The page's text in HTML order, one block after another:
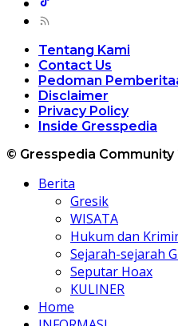
Tentang Kami
Contact Us
Pedoman
Disclaimer
Privacy Policy
Inside Gresspedia
© Gresspedia Community
Berita
Gresik
WISATA
Hukum dan
Sejarah-sejarah
Seputar Hoax
KULINER
Home